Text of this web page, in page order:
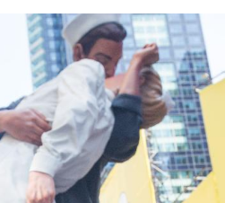
الثقافة والتعليم
السياحة والبيئة
الصور